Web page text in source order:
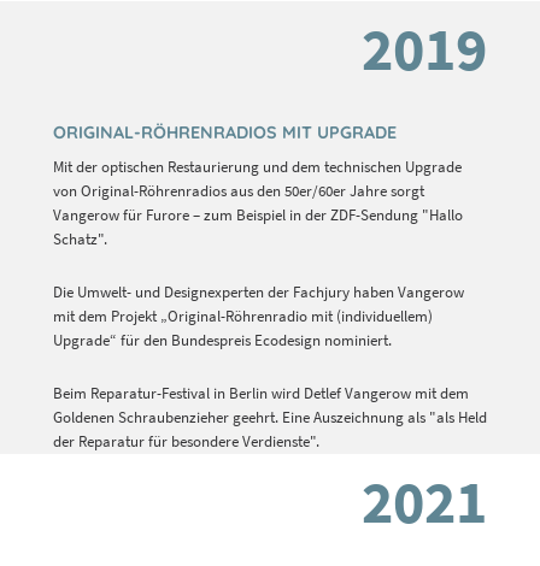
2019
ORIGINAL-RÖHRENRADIOS MIT UPGRADE
Mit der optischen Restaurierung und dem technischen Upgrade
von Original-Röhrenradios aus den 50er/60er Jahre sorgt
Vangerow für Furore – zum Beispiel in der ZDF-Sendung "Hallo
Schatz".
Die Umwelt- und Designexperten der Fachjury haben Vangerow
mit dem Projekt „Original-Röhrenradio mit (individuellem)
Upgrade“ für den Bundespreis Ecodesign nominiert.
Beim Reparatur-Festival in Berlin wird Detlef Vangerow mit dem
Goldenen Schraubenzieher geehrt. Eine Auszeichnung als "als Held
der Reparatur für besondere Verdienste".
2021